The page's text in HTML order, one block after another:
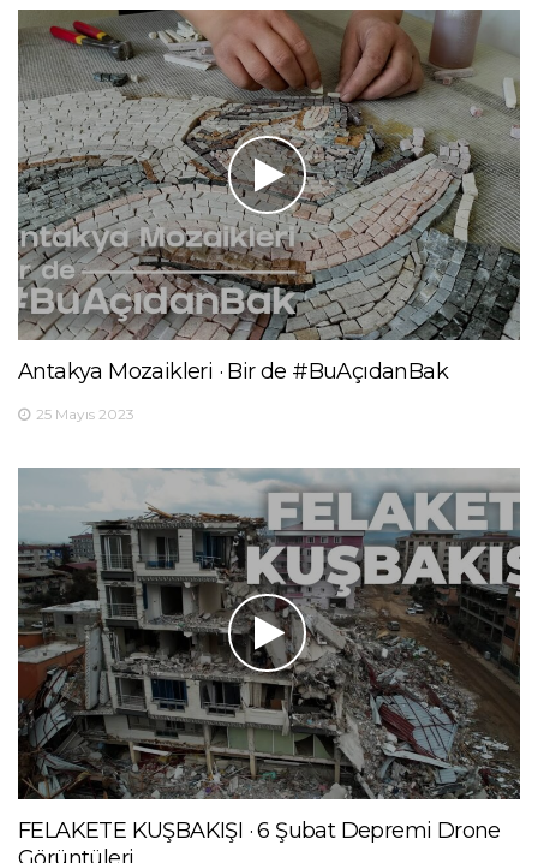
Antakya Mozaikleri · Bir de #BuAçıdanBak
25 Mayıs 2023
FELAKETE KUŞBAKIŞI · 6 Şubat Depremi Drone
Görüntüleri